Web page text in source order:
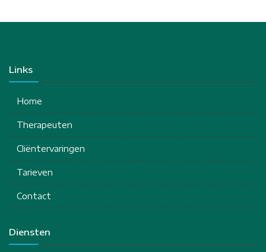
Links
Home
Therapeuten
Cliëntervaringen
Tarieven
Contact
Diensten